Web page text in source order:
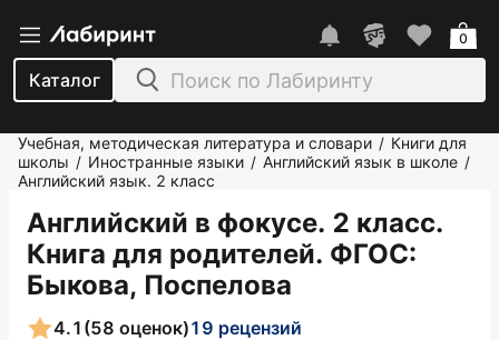
Каталог
0
Учебная, методическая литература и словари / Книги для
школы / Иностранные языки / Английский язык в школе /
Английский язык. 2 класс
Английский в фокусе. 2 класс.
Книга для родителей. ФГОС:
Быкова, Поспелова
4.1 (58 оценок)19 рецензий